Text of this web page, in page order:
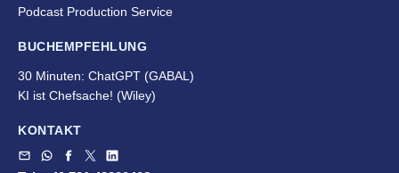
Podcast Production Service
BUCHEMPFEHLUNG
30 Minuten: ChatGPT (GABAL)
KI ist Chefsache! (Wiley)
KONTAKT